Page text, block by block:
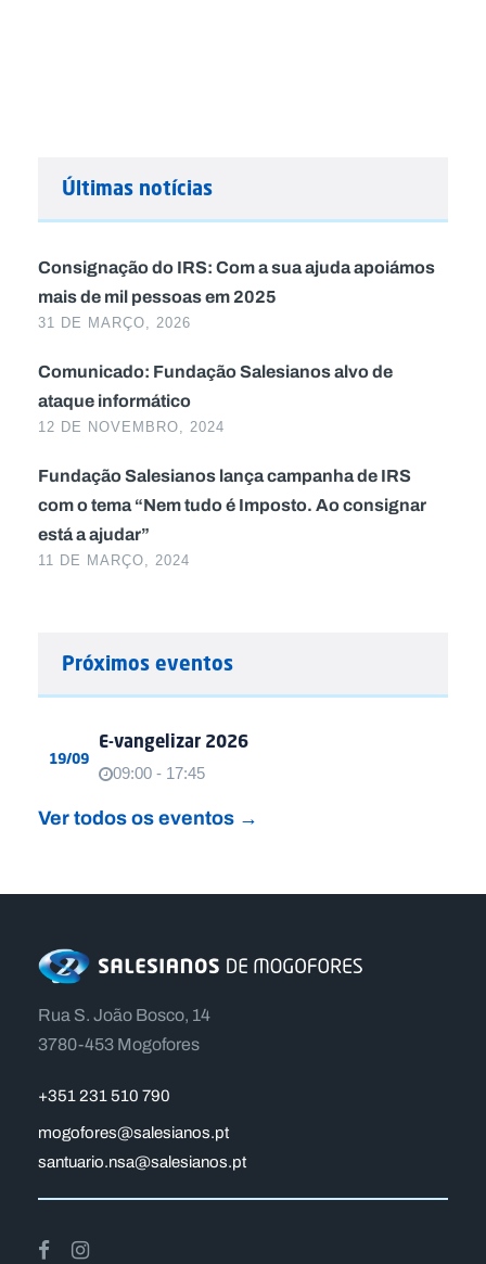
Últimas notícias
Consignação do IRS: Com a sua ajuda apoiámos
mais de mil pessoas em 2025
31 DE MARÇO, 2026
Comunicado: Fundação Salesianos alvo de
ataque informático
12 DE NOVEMBRO, 2024
Fundação Salesianos lança campanha de IRS
com o tema “Nem tudo é Imposto. Ao consignar
está a ajudar”
11 DE MARÇO, 2024
Próximos eventos
19/09
E-vangelizar 2026
09:00 - 17:45
Ver todos os eventos →
Rua S. João Bosco, 14
3780-453 Mogofores
+351 231 510 790
mogofores@salesianos.pt
santuario.nsa@salesianos.pt